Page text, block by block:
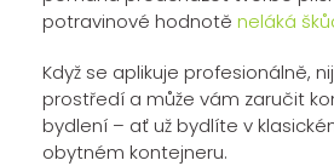
potravinové hodnotě neláká
Když se aplikuje profesionálně,
prostředí a může vám zaručit
bydlení – ať už bydlíte v
obytném kontejneru.